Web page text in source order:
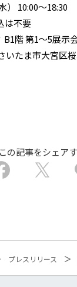
） 10:00～18:30
は不要
B1階 第1～5展示
いたま市大宮区
この記事をシェア
プレスリリース